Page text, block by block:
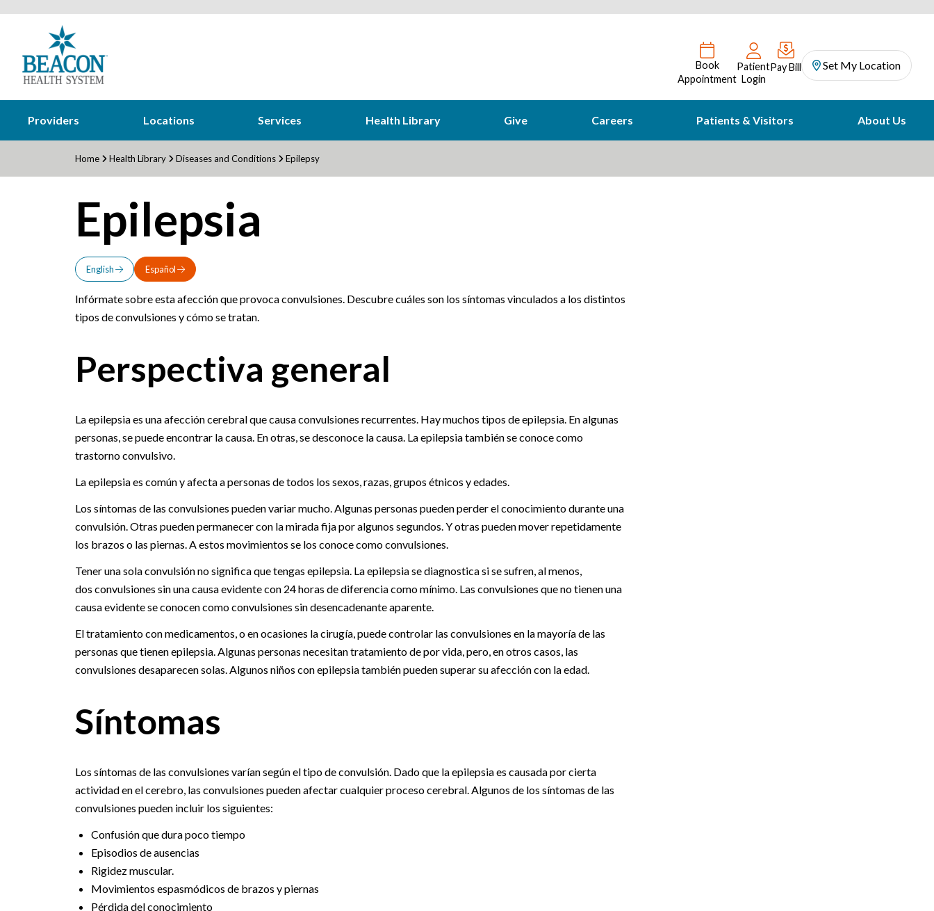
Book
Appointment
Patient
Login
Pay Bill Set My Location
Providers Locations Services Health Library Give Careers Patients & Visitors About Us
Home Health Library Diseases and Conditions Epilepsy
Epilepsia
English Español
Infórmate sobre esta afección que provoca convulsiones. Descubre cuáles son los síntomas vinculados a los distintos
tipos de convulsiones y cómo se tratan.
Perspectiva general
La epilepsia es una afección cerebral que causa convulsiones recurrentes. Hay muchos tipos de epilepsia. En algunas
personas, se puede encontrar la causa. En otras, se desconoce la causa. La epilepsia también se conoce como
trastorno convulsivo.
La epilepsia es común y afecta a personas de todos los sexos, razas, grupos étnicos y edades.
Los síntomas de las convulsiones pueden variar mucho. Algunas personas pueden perder el conocimiento durante una
convulsión. Otras pueden permanecer con la mirada fija por algunos segundos. Y otras pueden mover repetidamente
los brazos o las piernas. A estos movimientos se los conoce como convulsiones.
Tener una sola convulsión no significa que tengas epilepsia. La epilepsia se diagnostica si se sufren, al menos,
dos convulsiones sin una causa evidente con 24 horas de diferencia como mínimo. Las convulsiones que no tienen una
causa evidente se conocen como convulsiones sin desencadenante aparente.
El tratamiento con medicamentos, o en ocasiones la cirugía, puede controlar las convulsiones en la mayoría de las
personas que tienen epilepsia. Algunas personas necesitan tratamiento de por vida, pero, en otros casos, las
convulsiones desaparecen solas. Algunos niños con epilepsia también pueden superar su afección con la edad.
Síntomas
Los síntomas de las convulsiones varían según el tipo de convulsión. Dado que la epilepsia es causada por cierta
actividad en el cerebro, las convulsiones pueden afectar cualquier proceso cerebral. Algunos de los síntomas de las
convulsiones pueden incluir los siguientes:
Confusión que dura poco tiempo
Episodios de ausencias
Rigidez muscular.
Movimientos espasmódicos de brazos y piernas
Pérdida del conocimiento